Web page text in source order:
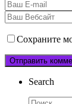
Сохраните
Search